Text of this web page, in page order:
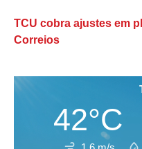
TCU cobra ajustes em
Correios
42°C